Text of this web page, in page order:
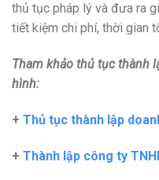
thủ tục pháp lý và đưa ra
tiết kiệm chi phí, thời gian
Tham khảo thủ tục thành
hình:
+ Thủ tục thành lập
+ Thành lập công ty